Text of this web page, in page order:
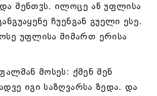
შენთჳს. ილოცე აწ უფლისა
ჩუენგან გუელი ესე.
უფლისა მიმართ ერისა
მოსეს: ქმენ შენ
იგი საზღვარსა ზედა. და